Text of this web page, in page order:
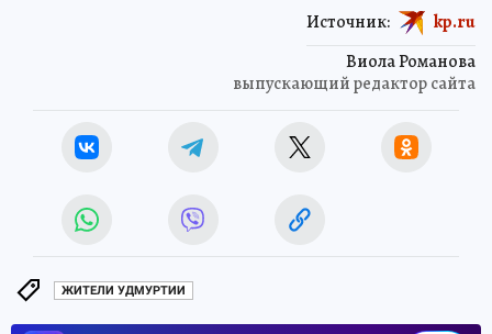
Виола Романова
выпускающий редактор сайта
Источник: kp.ru
ЖИТЕЛИ УДМУРТИИ